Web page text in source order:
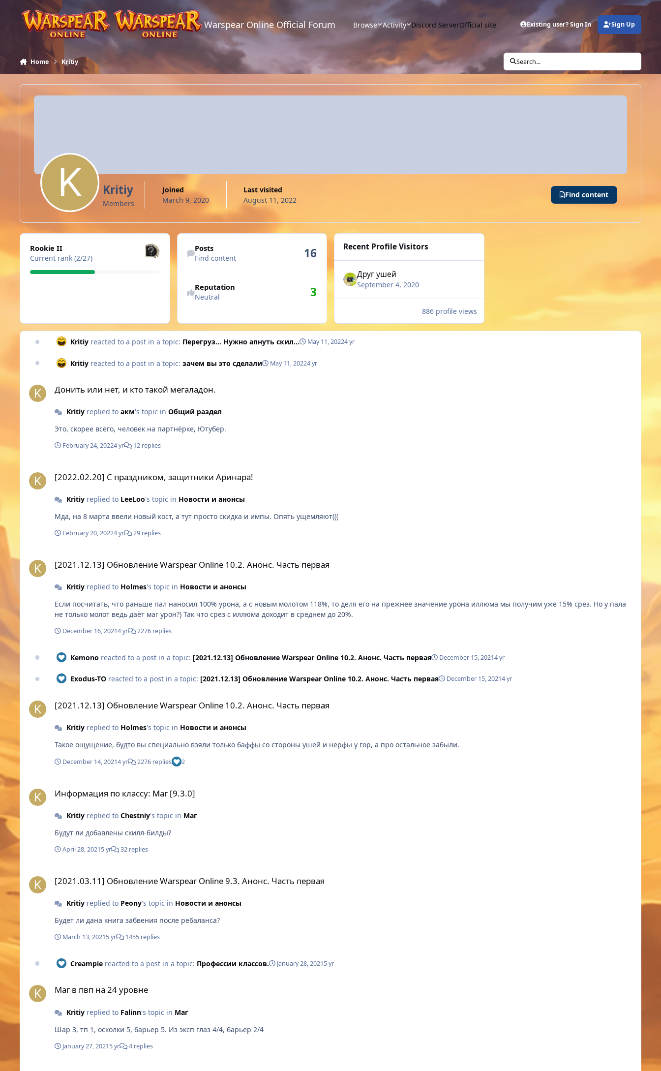
Skip to content
Warspear Online Official Forum Browse Activity Discord ServerOfficial site Existing user? Sign In Sign Up
Home Kritiy Search...
Kritiy
Members
Joined
March 9, 2020
Last visited
August 11, 2022
Find content
View all
Rookie II
Current rank (2/27)
Find content
Posts
Find content 16
Reputation
Neutral 3
Recent Profile Visitors
Друг ушей
September 4, 2020
886 profile views
Kritiy reacted to a post in a topic: Перегруз... Нужно апнуть скил... May 11, 20224 yr
Kritiy reacted to a post in a topic: зачем вы это сделали May 11, 20224 yr
Донить или нет, и кто такой мегаладон.
Kritiyreplied to акм's topic in Общий раздел
Это, скорее всего, человек на партнёрке, Ютубер.
February 24, 20224 yr 12 replies
[2022.02.20] С праздником, защитники Аринара!
Kritiyreplied to LeeLoo's topic in Новости и анонсы
Мда, на 8 марта ввели новый кост, а тут просто скидка и импы. Опять ущемляют(((
February 20, 20224 yr 29 replies
[2021.12.13] Обновление Warspear Online 10.2. Анонс. Часть первая
Kritiyreplied to Holmes's topic in Новости и анонсы
Если посчитать, что раньше пал наносил 100% урона, а с новым молотом 118%, то деля его на прежнее значение урона иллюма мы получим уже 15% срез. Но у пала
не только молот ведь даёт маг урон?) Так что срез с иллюма доходит в среднем до 20%.
December 16, 20214 yr 2276 replies
Kemono reacted to a post in a topic: [2021.12.13] Обновление Warspear Online 10.2. Анонс. Часть первая December 15, 20214 yr
Exodus-TO reacted to a post in a topic: [2021.12.13] Обновление Warspear Online 10.2. Анонс. Часть первая December 15, 20214 yr
[2021.12.13] Обновление Warspear Online 10.2. Анонс. Часть первая
Kritiyreplied to Holmes's topic in Новости и анонсы
Такое ощущение, будто вы специально взяли только баффы со стороны ушей и нерфы у гор, а про остальное забыли.
December 14, 20214 yr 2276 replies 2
Информация по классу: Маг [9.3.0]
Kritiyreplied to Chestniy's topic in Маг
Будут ли добавлены скилл-билды?
April 28, 20215 yr 32 replies
[2021.03.11] Обновление Warspear Online 9.3. Анонс. Часть первая
Kritiyreplied to Peony's topic in Новости и анонсы
Будет ли дана книга забвения после ребаланса?
March 13, 20215 yr 1455 replies
Creampie reacted to a post in a topic: Профессии классов. January 28, 20215 yr
Маг в пвп на 24 уровне
Kritiyreplied to Falinn's topic in Маг
Шар 3, тп 1, осколки 5, барьер 5. Из эксп глаз 4/4, барьер 2/4
January 27, 20215 yr 4 replies